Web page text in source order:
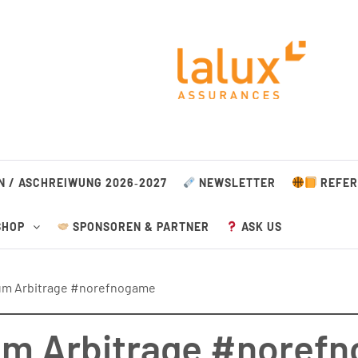
/ ASCHREIWUNG 2026‑2027 NEWSLETTER
SPONSOREN & PARTNER ASK US
Arbitrage #norefnogame
Arbitrage